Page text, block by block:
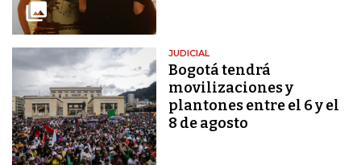
JUDICIAL
Bogotá tendrá
movilizaciones y
plantones entre el 6 y el
8 de agosto